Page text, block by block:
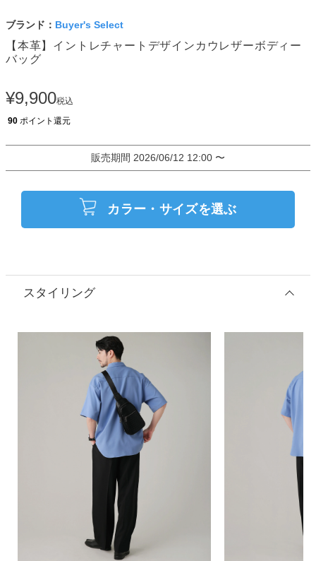
ブランド： Buyer's Select
【本革】イントレチャートデザインカウレザーボディー
バッグ
¥9,900税込
90 ポイント還元
販売期間 2026/06/12 12:00 〜
カラー・サイズを選ぶ
スタイリング